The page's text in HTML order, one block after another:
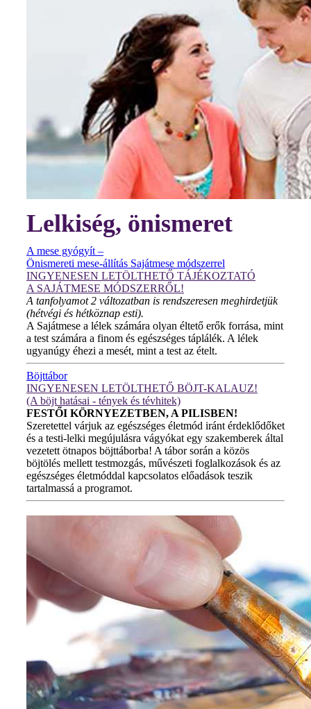
Lelkiség, önismeret
A mese gyógyít –
Önismereti mese-állítás Sajátmese módszerrel
INGYENESEN LETÖLTHETŐ TÁJÉKOZTATÓ
A SAJÁTMESE MÓDSZERRŐL!
A tanfolyamot 2 változatban is rendszeresen meghirdetjük
(hétvégi és hétköznap esti).
A Sajátmese a lélek számára olyan éltető erők forrása, mint
a test számára a finom és egészséges táplálék. A lélek
ugyanúgy éhezi a mesét, mint a test az ételt.
Böjttábor
INGYENESEN LETÖLTHETŐ BÖJT-KALAUZ!
(A böjt hatásai - tények és tévhitek)
FESTŐI KÖRNYEZETBEN, A PILISBEN!
Szeretettel várjuk az egészséges életmód iránt érdeklődőket
és a testi-lelki megújulásra vágyókat egy szakemberek által
vezetett ötnapos böjttáborba! A tábor során a közös
böjtölés mellett testmozgás, művészeti foglalkozások és az
egészséges életmóddal kapcsolatos előadások teszik
tartalmassá a programot.